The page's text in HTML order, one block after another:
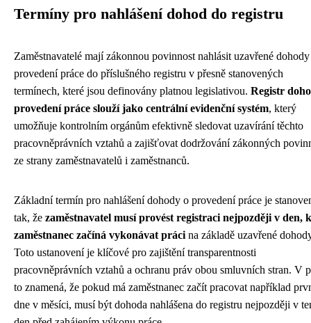
Termíny pro nahlášení dohod do registru
Zaměstnavatelé mají zákonnou povinnost nahlásit uzavřené
provedení práce do příslušného registru v přesně stanovených
termínech, které jsou definovány platnou legislativou. Registr
provedení práce slouží jako centrální evidenční systém, který
umožňuje kontrolním orgánům efektivně sledovat uzavírání těchto
pracovněprávních vztahů a zajišťovat dodržování zákonných
ze strany zaměstnavatelů i zaměstnanců.
Základní termín pro nahlášení dohody o provedení práce je
tak, že zaměstnavatel musí provést registraci nejpozději v den,
zaměstnanec začíná vykonávat práci na základě uzavřené
Toto ustanovení je klíčové pro zajištění transparentnosti
pracovněprávních vztahů a ochranu práv obou smluvních stran. V
to znamená, že pokud má zaměstnanec začít pracovat například
dne v měsíci, musí být dohoda nahlášena do registru nejpozději v